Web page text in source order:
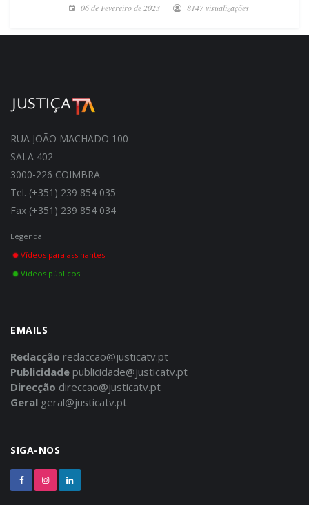
06 de Fevereiro de 2023 8147 visualizações
RUA JOÃO MACHADO 100
SALA 402
3000-226 COIMBRA
Tel. (+351) 239 854 035
Fax (+351) 239 854 034
Legenda:
Vídeos para assinantes
Vídeos públicos
EMAILS
Redacção redaccao@justicatv.pt
Publicidade publicidade@justicatv.pt
Direcção direccao@justicatv.pt
Geral geral@justicatv.pt
SIGA-NOS